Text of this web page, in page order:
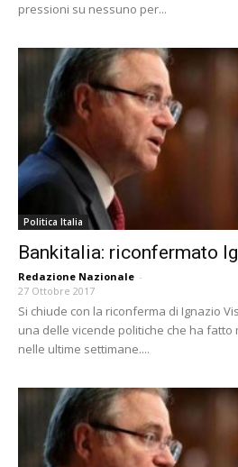
pressioni su nessuno per...
Politica Italia
Bankitalia: riconfermato
Redazione Nazionale -
27 Ottobre 2017
Si chiude con la riconferma di Ignazio
una delle vicende politiche che ha fatto
nelle ultime settimane....